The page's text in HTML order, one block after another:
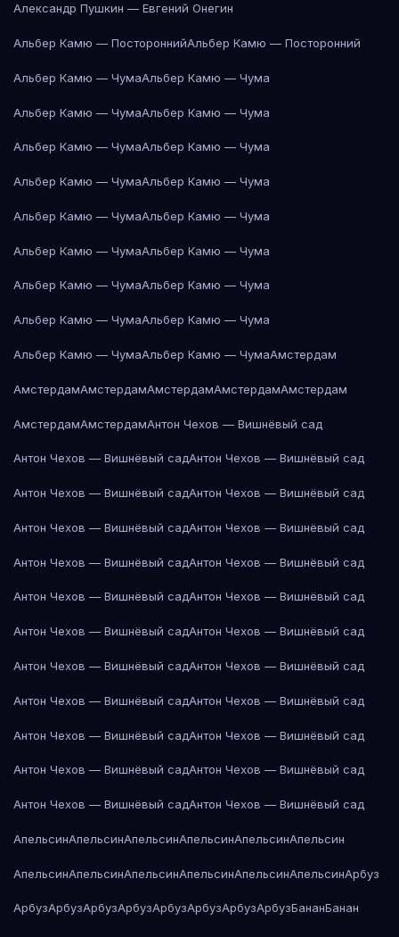
Александр Пушкин — Евгений Онегин
Альбер Камю — ПостороннийАльбер Камю — Посторонний
Альбер Камю — ЧумаАльбер Камю — Чума
Альбер Камю — ЧумаАльбер Камю — Чума
Альбер Камю — ЧумаАльбер Камю — Чума
Альбер Камю — ЧумаАльбер Камю — Чума
Альбер Камю — ЧумаАльбер Камю — Чума
Альбер Камю — ЧумаАльбер Камю — Чума
Альбер Камю — ЧумаАльбер Камю — Чума
Альбер Камю — ЧумаАльбер Камю — Чума
Альбер Камю — ЧумаАльбер Камю — ЧумаАмстердам
АмстердамАмстердамАмстердамАмстердамАмстердам
АмстердамАмстердамАнтон Чехов — Вишнёвый сад
Антон Чехов — Вишнёвый садАнтон Чехов — Вишнёвый сад
Антон Чехов — Вишнёвый садАнтон Чехов — Вишнёвый сад
Антон Чехов — Вишнёвый садАнтон Чехов — Вишнёвый сад
Антон Чехов — Вишнёвый садАнтон Чехов — Вишнёвый сад
Антон Чехов — Вишнёвый садАнтон Чехов — Вишнёвый сад
Антон Чехов — Вишнёвый садАнтон Чехов — Вишнёвый сад
Антон Чехов — Вишнёвый садАнтон Чехов — Вишнёвый сад
Антон Чехов — Вишнёвый садАнтон Чехов — Вишнёвый сад
Антон Чехов — Вишнёвый садАнтон Чехов — Вишнёвый сад
Антон Чехов — Вишнёвый садАнтон Чехов — Вишнёвый сад
Антон Чехов — Вишнёвый садАнтон Чехов — Вишнёвый сад
АпельсинАпельсинАпельсинАпельсинАпельсинАпельсин
АпельсинАпельсинАпельсинАпельсинАпельсинАпельсинАрбуз
АрбузАрбузАрбузАрбузАрбузАрбузАрбузАрбузБананБанан